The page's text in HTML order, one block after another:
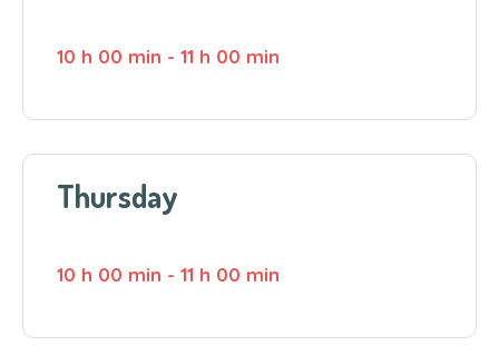
10 h 00 min - 11 h 00 min
Thursday
10 h 00 min - 11 h 00 min